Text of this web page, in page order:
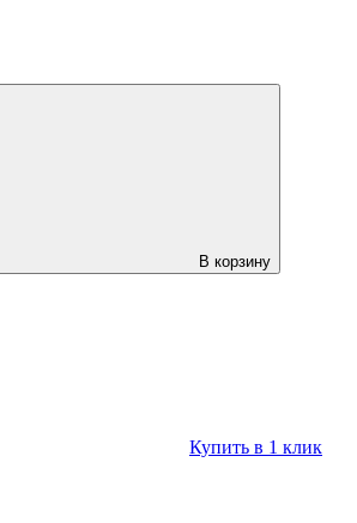
В корзину
Купить в 1 клик